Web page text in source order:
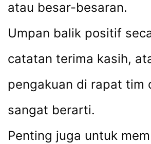
atau besar-besaran.
Umpan balik positif
catatan terima kasih,
pengakuan di rapat tim
sangat berarti.
Penting juga untuk